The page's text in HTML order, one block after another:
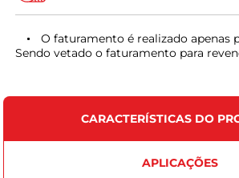
O faturamento é realizado apenas
Sendo vetado o faturamento para
CARACTERÍSTICAS DO
APLICAÇÕES